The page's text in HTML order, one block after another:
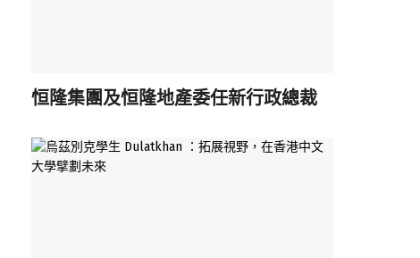
恒隆集團及恒隆地產委任新行政總裁